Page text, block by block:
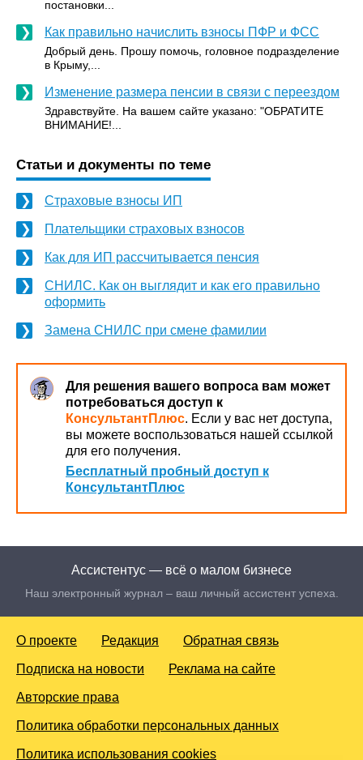
постановки...
Как правильно начислить взносы ПФР и ФСС
Добрый день. Прошу помочь, головное подразделение
в Крыму,...
Изменение размера пенсии в связи с переездом
Здравствуйте. На вашем сайте указано: "ОБРАТИТЕ
ВНИМАНИЕ!...
Статьи и документы по теме
Страховые взносы ИП
Плательщики страховых взносов
Как для ИП рассчитывается пенсия
СНИЛС. Как он выглядит и как его правильно
оформить
Замена СНИЛС при смене фамилии
Для решения вашего вопроса вам может
потребоваться доступ к
КонсультантПлюс. Если у вас нет доступа,
вы можете воспользоваться нашей ссылкой
для его получения.
Бесплатный пробный доступ к
КонсультантПлюс
Ассистентус — всё о малом бизнесе
Наш электронный журнал – ваш личный ассистент успеха.
О проекте Редакция Обратная связь
Подписка на новости Реклама на сайте
Авторские права
Политика обработки персональных данных
Политика использования cookies